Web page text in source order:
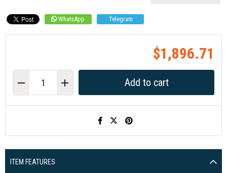
WhatsApp Telegram
$1,896.71
ITEM FEATURES